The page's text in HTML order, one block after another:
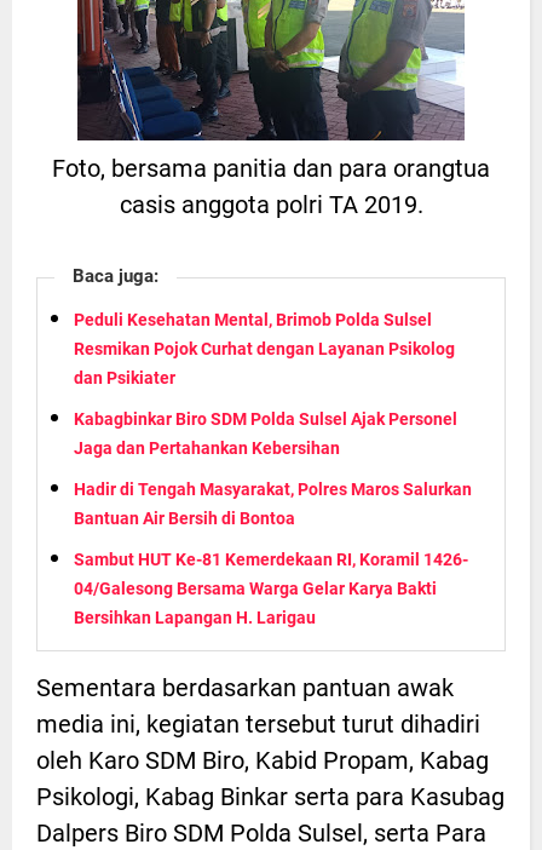
Foto, bersama panitia dan para orangtua
casis anggota polri TA 2019.
Baca juga:
Peduli Kesehatan Mental, Brimob Polda Sulsel
Resmikan Pojok Curhat dengan Layanan Psikolog
dan Psikiater
Kabagbinkar Biro SDM Polda Sulsel Ajak Personel
Jaga dan Pertahankan Kebersihan
Hadir di Tengah Masyarakat, Polres Maros Salurkan
Bantuan Air Bersih di Bontoa
Sambut HUT Ke-81 Kemerdekaan RI, Koramil 1426-
04/Galesong Bersama Warga Gelar Karya Bakti
Bersihkan Lapangan H. Larigau
Sementara berdasarkan pantuan awak
media ini, kegiatan tersebut turut dihadiri
oleh Karo SDM Biro, Kabid Propam, Kabag
Psikologi, Kabag Binkar serta para Kasubag
Dalpers Biro SDM Polda Sulsel, serta Para